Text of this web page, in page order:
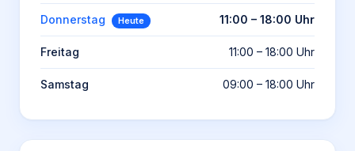
Donnerstag Heute 11:00 – 18:00 Uhr
Freitag 11:00 – 18:00 Uhr
Samstag 09:00 – 18:00 Uhr